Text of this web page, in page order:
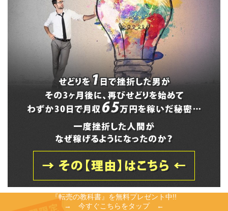
『転売の教科書』を無料プレゼント中!!
→ 今すぐこちらをタップ ←